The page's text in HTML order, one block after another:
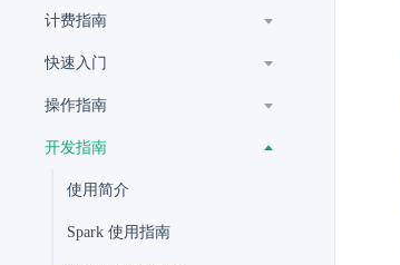
计费指南
快速入门
操作指南
开发指南
使用简介
Spark 使用指南